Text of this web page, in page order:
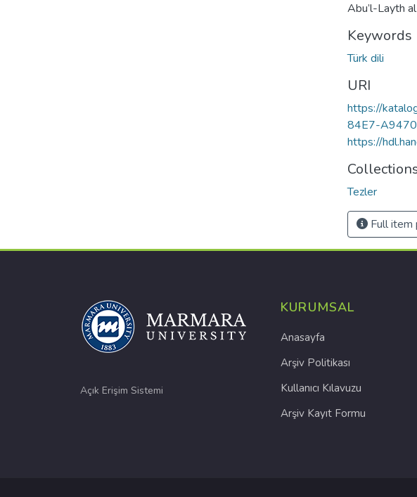
Abu’l-Layth
Keywords
Türk dili
URI
https://
84E7-
https://
Tezler
Full item
Açık Erişim Sistemi
KURUMSAL
Anasayfa
Arşiv Politikası
Kullanıcı Kılavuzu
Arşiv Kayıt Formu